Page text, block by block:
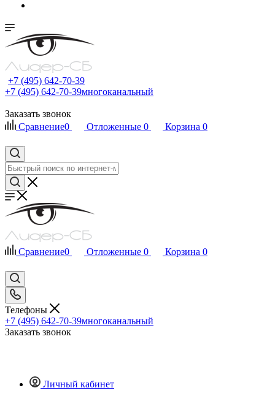
+7 (495) 642-70-39
+7 (495) 642-70-39многоканальный
Заказать звонок
Сравнение0 Отложенные 0 Корзина 0
Сравнение0 Отложенные 0 Корзина 0
Телефоны
+7 (495) 642-70-39многоканальный
Заказать звонок
Личный кабинет